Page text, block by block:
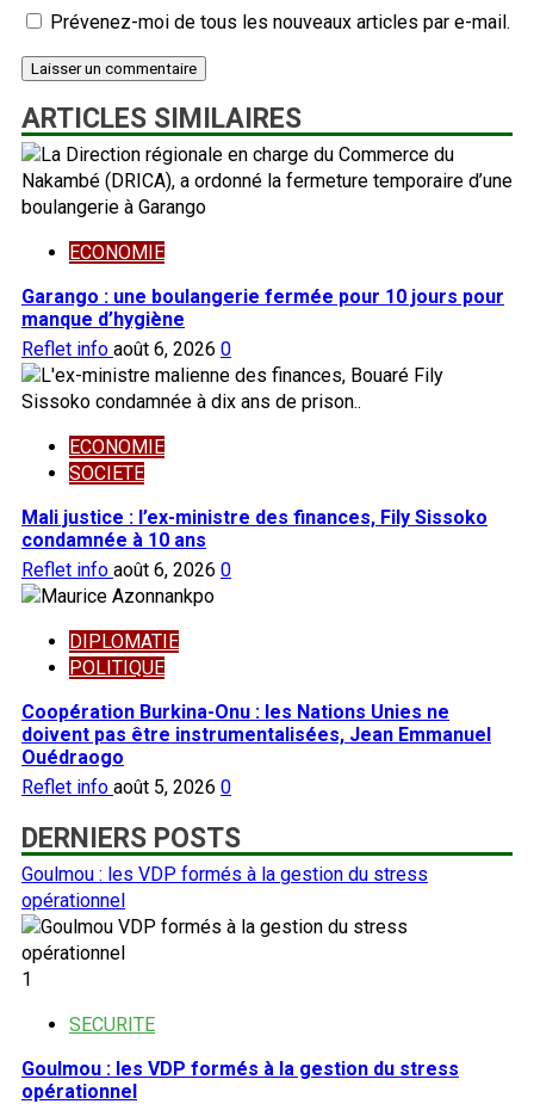
Prévenez-moi de tous les nouveaux articles par e-mail.
ARTICLES SIMILAIRES
ECONOMIE
Garango : une boulangerie fermée pour 10 jours pour
manque d’hygiène
Reflet info août 6, 2026 0
ECONOMIE
SOCIETE
Mali justice : l’ex-ministre des finances, Fily Sissoko
condamnée à 10 ans
Reflet info août 6, 2026 0
DIPLOMATIE
POLITIQUE
Coopération Burkina-Onu : les Nations Unies ne
doivent pas être instrumentalisées, Jean Emmanuel
Ouédraogo
Reflet info août 5, 2026 0
DERNIERS POSTS
Goulmou : les VDP formés à la gestion du stress
opérationnel
1
SECURITE
Goulmou : les VDP formés à la gestion du stress
opérationnel